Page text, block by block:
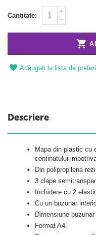
Cantitate:
+
−
Adăugați la lista de
Descriere
Mapa din plastic cu
continutului
Din polipropilena
3 clape
Inchidere cu 2
Cu un buzunar
Dimensiune
Format A4.